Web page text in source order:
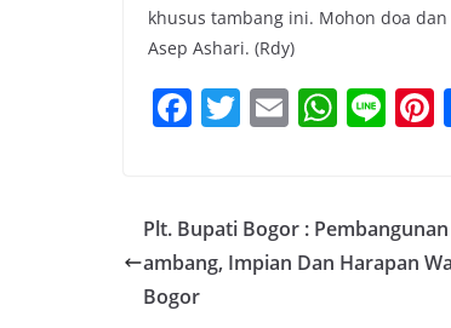
khusus tambang ini. Mohon doa
Asep Ashari. (Rdy)
F
e
b
o
T
er
E
l
W
s
A
Li
Plt. Bupati Bogor : Pembangunan
ambang, Impian Dan Harapan
Bogor